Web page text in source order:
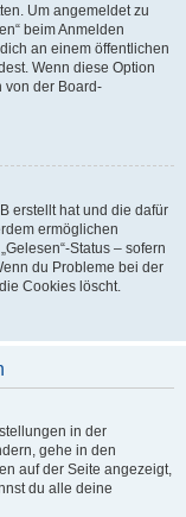
Um angemeldet zu
beim Anmelden
an einem öffentlichen
Wenn diese Option
von der Board-
erstellt hat und die dafür
ermöglichen
Status – sofern
du Probleme bei der
Cookies löscht.
in der
gehe in den
auf der Seite angezeigt,
du alle deine